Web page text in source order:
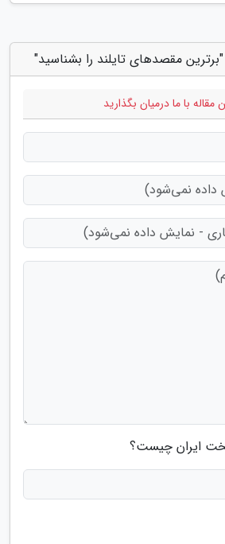
مقصدهای تایلند را بشناسید"
با ما درمیان بگذارید
ایران چیست؟